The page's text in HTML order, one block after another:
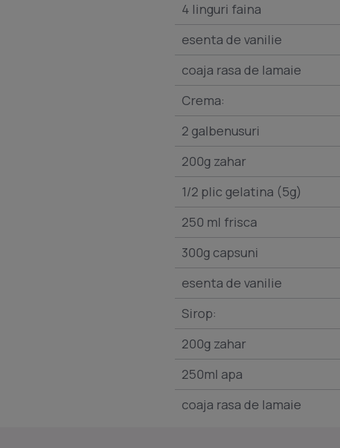
4 linguri faina
esenta de vanilie
coaja rasa de lamaie
Crema:
2 galbenusuri
200g zahar
1/2 plic gelatina (5g)
250 ml frisca
300g capsuni
esenta de vanilie
Sirop:
200g zahar
250ml apa
coaja rasa de lamaie